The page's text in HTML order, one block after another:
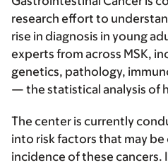
research effort to
rise in diagnosis in young
experts from across MSK,
genetics, pathology,
— the statistical analysis of
The center is currently
into risk factors that may be
incidence of these cancers.